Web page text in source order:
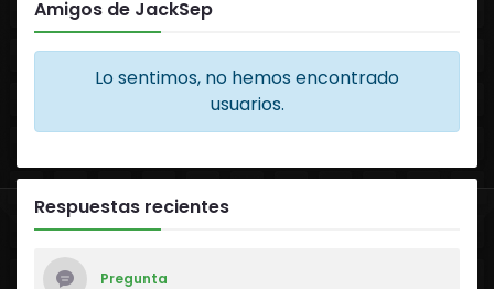
Amigos de JackSep
Lo sentimos, no hemos encontrado
usuarios.
Respuestas recientes
Pregunta